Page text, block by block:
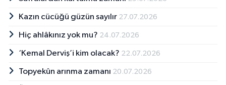
Kazın cücüğü güzün sayılır 27.07.2026
Hiç ahlâkınız yok mu? 24.07.2026
‘Kemal Derviş’i kim olacak? 22.07.2026
Topyekûn arınma zamanı 20.07.2026